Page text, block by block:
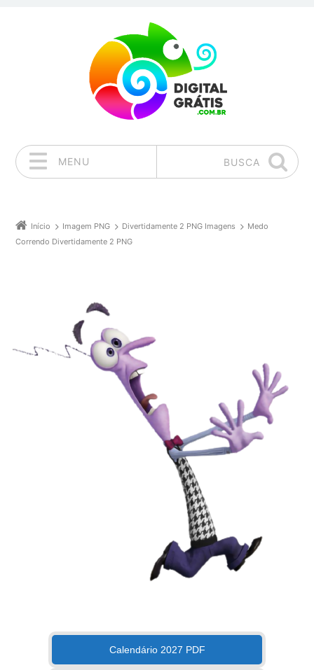
MENU BUSCA
Início Imagem PNG Divertidamente 2 PNG Imagens
Medo
Correndo Divertidamente 2 PNG
Calendário 2027 PDF